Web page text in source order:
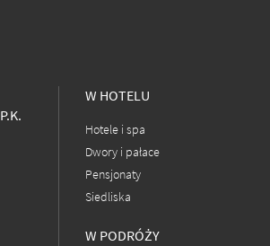
W HOTELU
Hotele i spa
Dwory i pałace
Pensjonaty
Siedliska
W PODRÓŻY